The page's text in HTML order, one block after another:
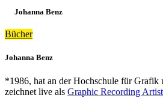
Johanna Benz
Bücher
Johanna Benz
*1986, hat an der Hochschule für Grafik
zeichnet live als Graphic Recording Artist